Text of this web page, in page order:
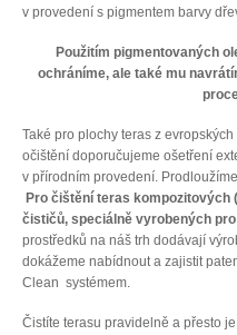
v provedení s pigmentem barvy
Použitím pigmentovaných
ochráníme, ale také mu
Také pro plochy teras z
očištění doporučujeme ošetření
v přírodním provedení.
Pro čištění teras
čističů, speciálně vyrobených
prostředků na náš trh dodávají
dokážeme nabídnout a zajistit
Clean systémem.
Čistíte terasu pravidelně a přesto